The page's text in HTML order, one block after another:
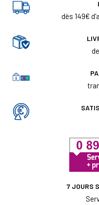
dès 149€
7 JOURS